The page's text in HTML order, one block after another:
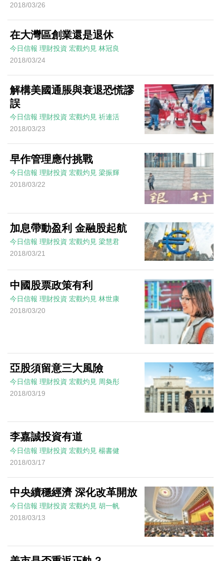
2018/03/26
在大灣區創業還是退休
今日信報 理財投資 宏觀灼見 林冠良
2018/03/24
解構美國通脹與衰退恐慌謬
誤
今日信報 理財投資 宏觀灼見 祈連活
2018/03/23
早作管理應付挑戰
今日信報 理財投資 宏觀灼見 梁振輝
2018/03/22
加息帶動盈利 金融股起航
今日信報 理財投資 宏觀灼見 梁慧君
2018/03/21
中國股票政策有利
今日信報 理財投資 宏觀灼見 林世康
2018/03/20
亞股須留意三大風險
今日信報 理財投資 宏觀灼見 周奐彤
2018/03/19
李嘉誠投資有道
今日信報 理財投資 宏觀灼見 楊書健
2018/03/17
中央續穩經濟 深化改革開放
今日信報 理財投資 宏觀灼見 胡一帆
2018/03/13